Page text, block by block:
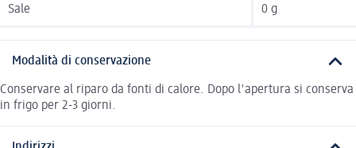
Sale 0 g
Modalità di conservazione
Conservare al riparo da fonti di calore. Dopo l'apertura si conserva
in frigo per 2-3 giorni.